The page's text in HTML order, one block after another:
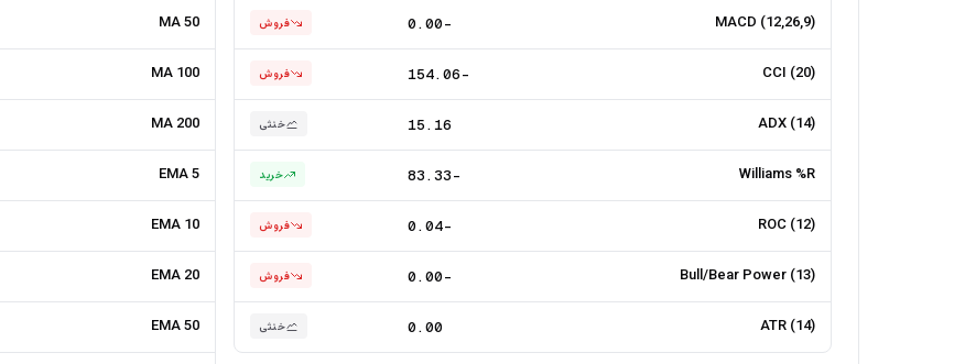
MACD (12,26,9)
-0.00 فروش
CCI (20)
-154.06 فروش
ADX (14)
15.16 خنثی
Williams %R
-83.33 خرید
ROC (12)
-0.04 فروش
Bull/Bear Power (13)
-0.00 فروش
ATR (14)
0.00 خنثی
MA 50
MA 100
MA 200
EMA 5
EMA 10
EMA 20
EMA 50